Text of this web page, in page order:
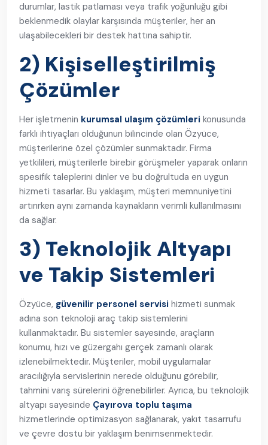
durumlar, lastik patlaması veya trafik yoğunluğu gibi
beklenmedik olaylar karşısında müşteriler, her an
ulaşabilecekleri bir destek hattına sahiptir.
2) Kişiselleştirilmiş
Çözümler
Her işletmenin kurumsal ulaşım çözümleri konusunda
farklı ihtiyaçları olduğunun bilincinde olan Özyüce,
müşterilerine özel çözümler sunmaktadır. Firma
yetkilileri, müşterilerle birebir görüşmeler yaparak onların
spesifik taleplerini dinler ve bu doğrultuda en uygun
hizmeti tasarlar. Bu yaklaşım, müşteri memnuniyetini
artırırken aynı zamanda kaynakların verimli kullanılmasını
da sağlar.
3) Teknolojik Altyapı
ve Takip Sistemleri
Özyüce, güvenilir personel servisi hizmeti sunmak
adına son teknoloji araç takip sistemlerini
kullanmaktadır. Bu sistemler sayesinde, araçların
konumu, hızı ve güzergahı gerçek zamanlı olarak
izlenebilmektedir. Müşteriler, mobil uygulamalar
aracılığıyla servislerinin nerede olduğunu görebilir,
tahmini varış sürelerini öğrenebilirler. Ayrıca, bu teknolojik
altyapı sayesinde Çayırova toplu taşıma
hizmetlerinde optimizasyon sağlanarak, yakıt tasarrufu
ve çevre dostu bir yaklaşım benimsenmektedir.